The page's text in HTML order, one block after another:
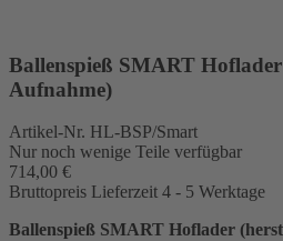
Ballenspieß SMART Hoflader
Aufnahme)
Artikel-Nr. HL-BSP/Smart
Nur noch wenige Teile verfügbar
714,00 €
Bruttopreis Lieferzeit 4 - 5 Werktage
Ballenspieß SMART Hoflader